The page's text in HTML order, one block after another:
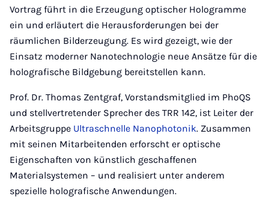
Vortrag führt in die Erzeugung optischer Hologramme
ein und erläutert die Herausforderungen bei der
räumlichen Bilderzeugung. Es wird gezeigt, wie der
Einsatz moderner Nanotechnologie neue Ansätze für die
holografische Bildgebung bereitstellen kann.
Prof. Dr. Thomas Zentgraf, Vorstandsmitglied im PhoQS
und stellvertretender Sprecher des TRR 142, ist Leiter der
Arbeitsgruppe Ultraschnelle Nanophotonik. Zusammen
mit seinen Mitarbeitenden erforscht er optische
Eigenschaften von künstlich geschaffenen
Materialsystemen – und realisiert unter anderem
spezielle holografische Anwendungen.